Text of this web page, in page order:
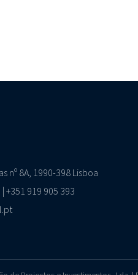
nº 8A, 1990-398 Lisboa
+351 919 905 393